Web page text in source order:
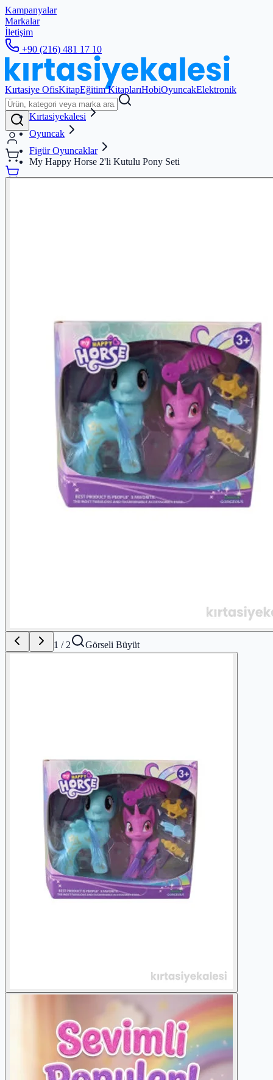
Kampanyalar
Markalar
İletişim
+90 (216) 481 17 10
Kırtasiye OfisKitapEğitim KitaplarıHobiOyuncakElektronik
Kırtasiyekalesi
Oyuncak
Figür Oyuncaklar
My Happy Horse 2'li Kutulu Pony Seti
1 / 2 Görseli Büyüt